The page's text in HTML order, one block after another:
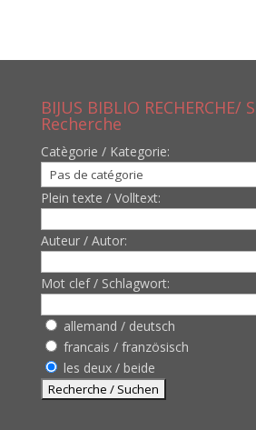
BIJUS BIBLIO RECHERCHE/
Recherche
Catègorie / Kategorie:
Plein texte / Volltext:
Auteur / Autor:
Mot clef / Schlagwort:
allemand / deutsch
francais / französisch
les deux / beide